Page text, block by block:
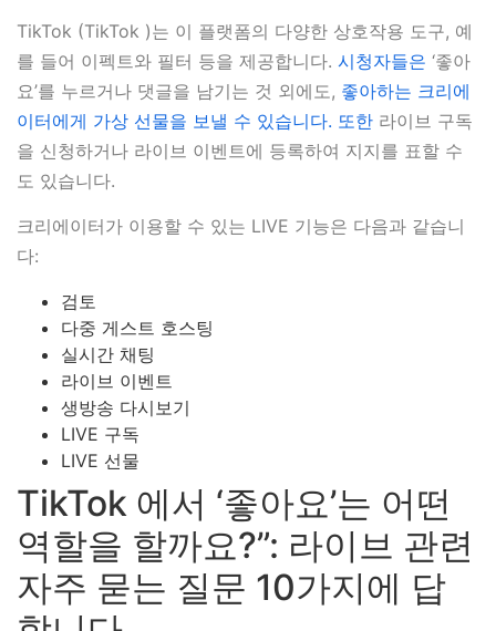
TikTok (TikTok )는 이 플랫폼의 다양한 상호작용 도구, 예
를 들어 이펙트와 필터 등을 제공합니다. 시청자들은 ‘좋아
요’를 누르거나 댓글을 남기는 것 외에도, 좋아하는 크리에
이터에게 가상 선물을 보낼 수 있습니다. 또한 라이브 구독
을 신청하거나 라이브 이벤트에 등록하여 지지를 표할 수
도 있습니다.
크리에이터가 이용할 수 있는 LIVE 기능은 다음과 같습니
다:
검토
다중 게스트 호스팅
실시간 채팅
라이브 이벤트
생방송 다시보기
LIVE 구독
LIVE 선물
TikTok 에서 ‘좋아요’는 어떤
역할을 할까요?”: 라이브 관련
자주 묻는 질문 10가지에 답